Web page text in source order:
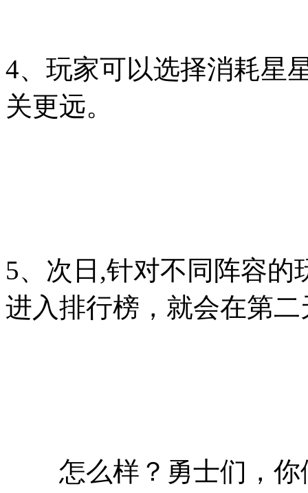
4、玩家可以选择消耗星
关更远。
5、次日,针对不同阵容
进入排行榜，就会在第
怎么样？勇士们，你